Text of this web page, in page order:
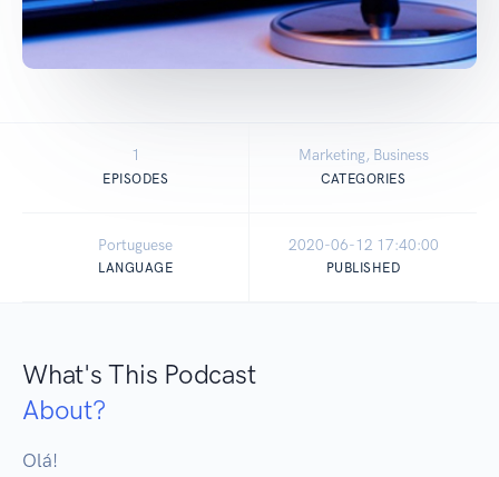
1
EPISODES
Marketing, Business
CATEGORIES
Portuguese
LANGUAGE
2020-06-12 17:40:00
PUBLISHED
What's This Podcast
About?
Olá!